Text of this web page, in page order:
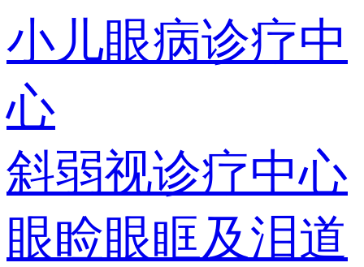
小儿眼病诊疗中
心
斜弱视诊疗中心
眼睑眼眶及泪道